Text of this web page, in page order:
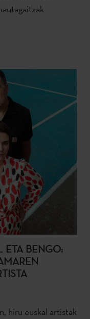
ETA BENGO:
hiru euskal artistak